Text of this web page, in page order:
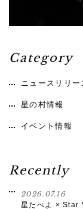
Category
ニュースリリー
星の村情報
イベント情報
Recently
2026.07.16
星たべよ × Star